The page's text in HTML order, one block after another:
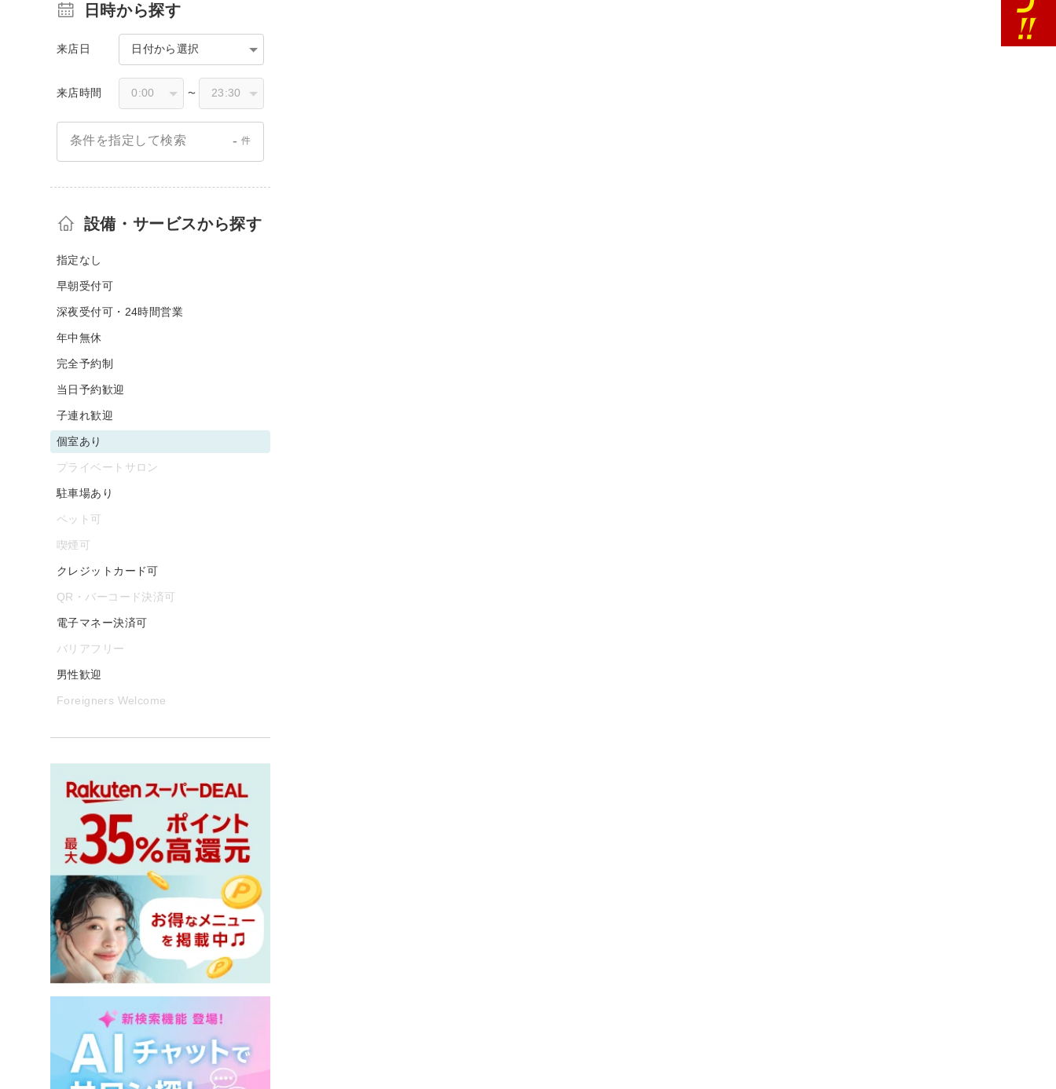
日時から探す
来店日 日付から選択
来店時間 〜
条件を指定して検索 - 件
設備・サービスから探す
指定なし
早朝受付可
深夜受付可・24時間営業
年中無休
完全予約制
当日予約歓迎
子連れ歓迎
個室あり
プライベートサロン
駐車場あり
ペット可
喫煙可
クレジットカード可
QR・バーコード決済可
電子マネー決済可
バリアフリー
男性歓迎
Foreigners Welcome